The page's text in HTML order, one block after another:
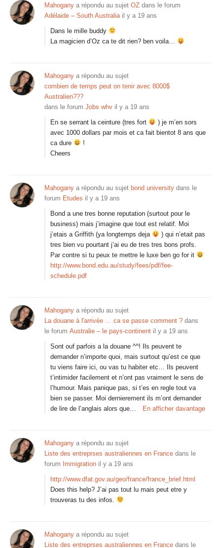
Mahogany a répondu au sujet OZ dans le forum
Adélaide – South Australia il y a 19 ans
Dans le mille buddy
La magicien d’Oz ca te dit rien? ben voila…
Mahogany a répondu au sujet
combien de temps peut on tenir avec 8000$
Australien???
dans le forum Jobs whv il y a 19 ans
En se serrant la ceinture (tres fort
) je m’en sors
avec 1000 dollars par mois et ca fait bientot 8 ans que
ca dure
!
Cheers
Mahogany a répondu au sujet bond university dans le
forum Etudes il y a 19 ans
Bond a une tres bonne reputation (surtout pour le
business) mais j’imagine que tout est relatif. Moi
j’etais a Griffith (ya longtemps deja
) qui n’etait pas
tres bien vu pourtant j’ai eu de tres tres bons profs.
Par contre si tu peux te mettre le luxe ben go for it
http://www.bond.edu.au/study/fees/pdf/fee-
schedule.pdf
Mahogany a répondu au sujet
La douane à l'arrivée … ca se passe comment ? dans
le forum Australie – le pays-continent il y a 19 ans
Sont ouf parfois a la douane ^^! Ils peuvent te
demander n’importe quoi, mais surtout qu’est ce que
tu viens faire ici, ou vas tu habiter etc… Ils peuvent
t’intimider facilement et n’ont pas vraiment le sens de
l’humour. Mais panique pas, si t’es en regle tout va
bien se passer. Moi dernierement ils m’ont demander
de lire de l’anglais alors que…
En afficher davantage
Mahogany a répondu au sujet
Liste des entreprses australiennes en France dans le
forum Immigration il y a 19 ans
http://www.dfat.gov.au/geo/france/france_brief.html
Does this help? J’ai pas tout lu mais peut etre y
trouveras tu des infos.
Mahogany a répondu au sujet
Liste des entreprses australiennes en France dans le